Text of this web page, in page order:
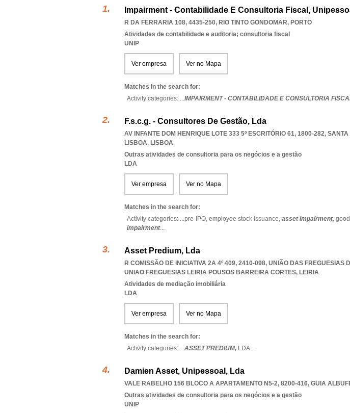
Impairment - Contabilidade E Consultoria Fiscal,
R DA FERRARIA 108, 4435-250, RIO TINTO GONDOMAR, PORTO
Atividades de contabilidade e auditoria; consultoria fiscal
UNIP
Ver empresa Ver no Mapa
Matches in the search for:
Activity categories: ...IMPAIRMENT - CONTABILIDADE E CONSULTORIA
F.s.c.g. - Consultores De Gestão, Lda
AV INFANTE DOM HENRIQUE LOTE 333 5º ESCRITÓRIO 61, 1800-282, SANTA
LISBOA, LISBOA
Outras atividades de consultoria para os negócios e a gestão
LDA
Ver empresa Ver no Mapa
Matches in the search for:
Activity categories: ...pre-IPO, employee stock issuance, asset impairment,
impairment...
Asset Predium, Lda
R COMISSÃO DE INICIATIVA 2A 4º 409, 2410-098, UNIÃO DAS FREGUESIAS
UNIAO FREGUESIAS LEIRIA POUSOS BARREIRA CORTES, LEIRIA
Atividades de mediação imobiliária
LDA
Ver empresa Ver no Mapa
Matches in the search for:
Activity categories: ...ASSET PREDIUM, LDA...
Damien Asset, Unipessoal, Lda
VALE RABELHO 156 BLOCO A APARTAMENTO N5-2, 8200-416, GUIA
Outras atividades de consultoria para os negócios e a gestão
UNIP